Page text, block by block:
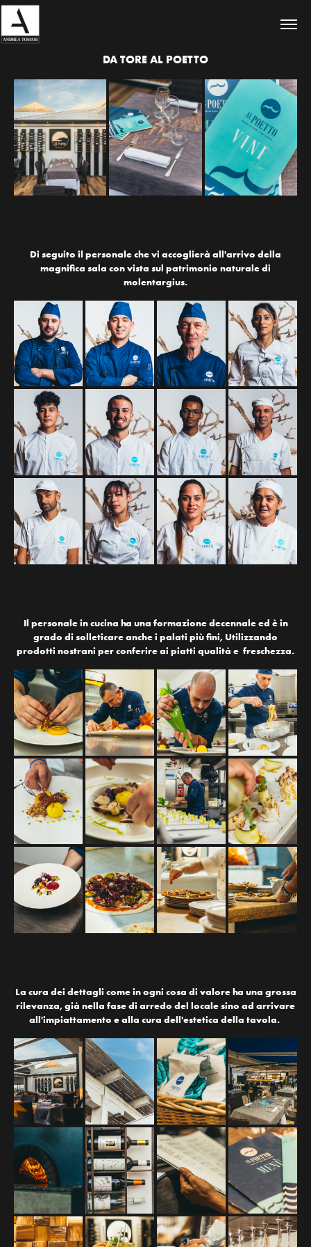
DA TORE AL POETTO
Di seguito il personale che vi accoglierà all'arrivo della
magnifica sala con vista sul patrimonio naturale di
molentargius.
Il personale in cucina ha una formazione decennale ed è in
grado di solleticare anche i palati più fini, Utilizzando
prodotti nostrani per conferire ai piatti qualità e freschezza.
La cura dei dettagli come in ogni cosa di valore ha una grossa
rilevanza, già nella fase di arredo del locale sino ad arrivare
all'impiattamento e alla cura dell'estetica della tavola.